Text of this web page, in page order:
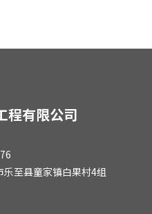
程有限公司
至县童家镇白果村4组